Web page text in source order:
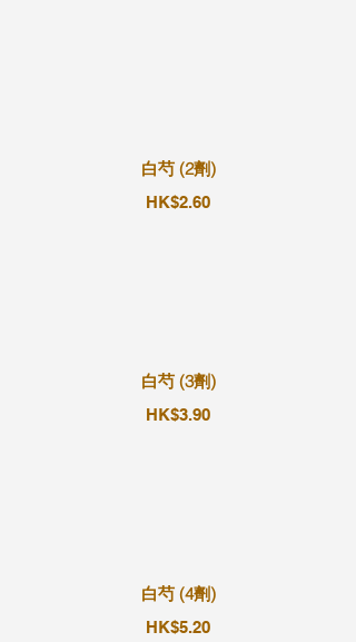
白芍 (2劑)
HK$2.60
白芍 (3劑)
HK$3.90
白芍 (4劑)
HK$5.20